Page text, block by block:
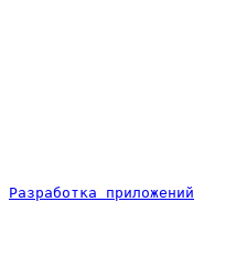
Разработка приложений